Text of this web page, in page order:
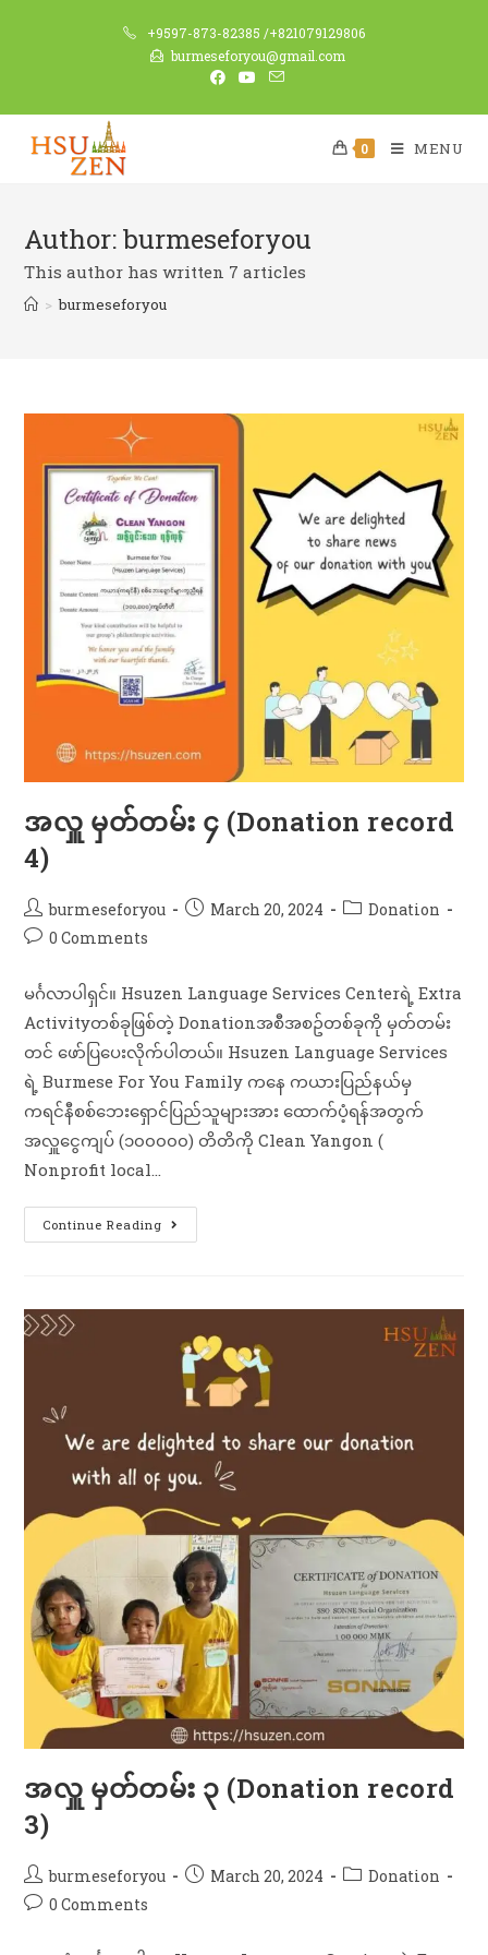
+9597-873-82385 /+821079129806
burmeseforyou@gmail.com
0 MENU
Author:burmeseforyou
This author has written 7 articles
> burmeseforyou
အလှူ မှတ်တမ်း ၄ (Donation record
4)
burmeseforyou March 20, 2024
Donation
0 Comments
မင်္ဂလာပါရှင်။ Hsuzen Language Services Centerရဲ့ Extra
Activityတစ်ခုဖြစ်တဲ့ Donationအစီအစဥ်တစ်ခုကို မှတ်တမ်း
တင်​ ဖော်ပြပေးလိုက်ပါတယ်။ Hsuzen Language Services
ရဲ့ Burmese For You Family ကနေ ကယားပြည်နယ်မှ
ကရင်နီစစ်ဘေးရှောင်ပြည်သူများအား ထောက်ပံ့ရန်အတွက်
အလှူငွေကျပ် (၁၀၀၀၀၀) တိတိကို Clean Yangon (
Nonprofit local…
Continue Reading
အလှူ မှတ်တမ်း ၃ (Donation record
3)
burmeseforyou March 20, 2024
Donation
0 Comments